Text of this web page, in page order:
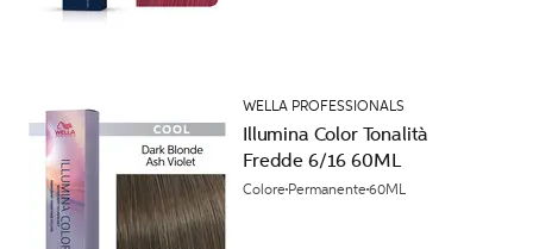
WELLA PROFESSIONALS
Illumina Color Tonalità
Fredde 6/16 60ML
Colore Permanente60ML